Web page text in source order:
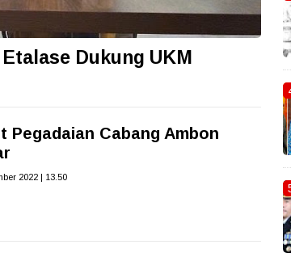
Dukung UKM
Pegadaian Cabang Ambon
2022 | 13.50